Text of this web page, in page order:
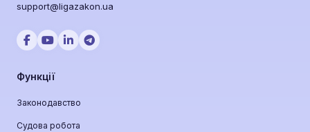
support@ligazakon.ua
Функції
Законодавство
Судова робота